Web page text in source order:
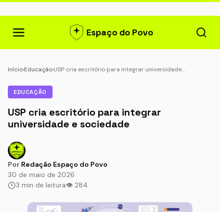
Espaço do Povo
Início›Educação›USP cria escritório para integrar universidade…
EDUCAÇÃO
USP cria escritório para integrar
universidade e sociedade
Por Redação Espaço do Povo
30 de maio de 2026
3 min de leitura👁 284